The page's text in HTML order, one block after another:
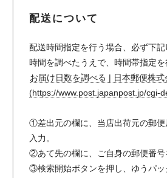
配送について
配送時間指定を行う場合、必ず下
時間を調べたうえで、時間帯指定を
お届け日数を調べる | 日本郵便株式
(https://www.post.japanpost.jp/cgi-
①差出元の欄に、当店出荷元の郵
入力。
②あて先の欄に、ご自身の郵便番号
③検索開始ボタンを押し、ゆうパッ